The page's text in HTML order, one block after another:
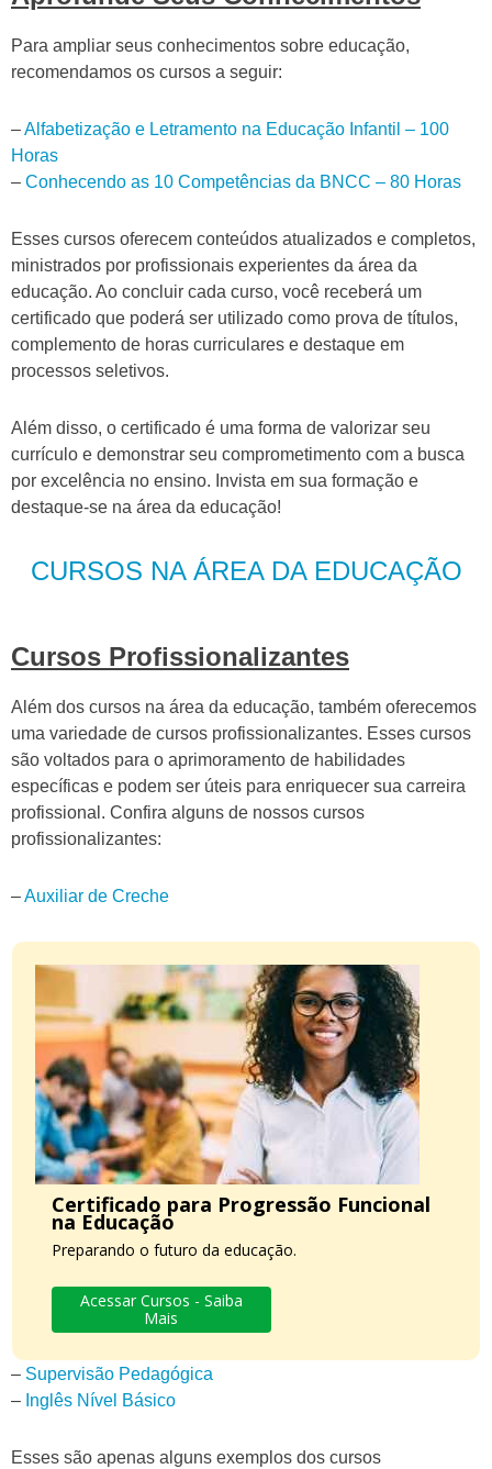
Para ampliar seus conhecimentos sobre educação,
recomendamos os cursos a seguir:
–Alfabetização e Letramento na Educação Infantil – 100
Horas
– Conhecendo as 10 Competências da BNCC – 80 Horas
Esses cursos oferecem conteúdos atualizados e completos,
ministrados por profissionais experientes da área da
educação. Ao concluir cada curso, você receberá um
certificado que poderá ser utilizado como prova de títulos,
complemento de horas curriculares e destaque em
processos seletivos.
Além disso, o certificado é uma forma de valorizar seu
currículo e demonstrar seu comprometimento com a busca
por excelência no ensino. Invista em sua formação e
destaque-se na área da educação!
CURSOS NA ÁREA DA EDUCAÇÃO
Cursos Profissionalizantes
Além dos cursos na área da educação, também oferecemos
uma variedade de cursos profissionalizantes. Esses cursos
são voltados para o aprimoramento de habilidades
específicas e podem ser úteis para enriquecer sua carreira
profissional. Confira alguns de nossos cursos
profissionalizantes:
–Auxiliar de Creche
Certificado para Progressão Funcional
na Educação
Preparando o futuro da educação.
Acessar Cursos - Saiba
Mais
– Supervisão Pedagógica
– Inglês Nível Básico
Esses são apenas alguns exemplos dos cursos